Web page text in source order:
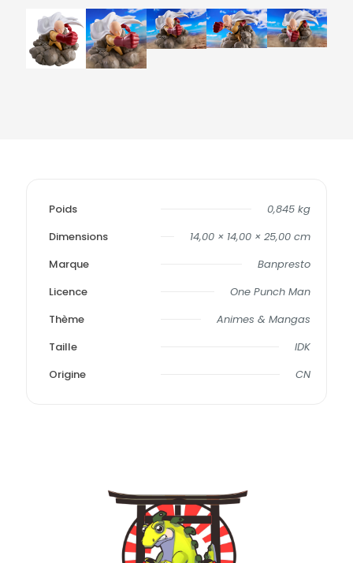
Poids
0,845 kg
Dimensions
14,00 × 14,00 × 25,00 cm
Marque
Banpresto
Licence
One Punch Man
Thème
Animes & Mangas
Taille
IDK
Origine
CN